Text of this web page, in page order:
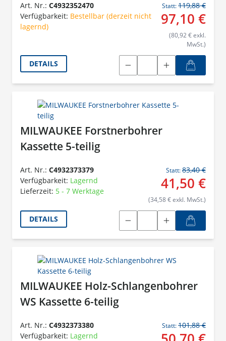
Art. Nr.: C4932352470
Verfügbarkeit: Bestellbar (derzeit nicht
lagernd)
Statt:119,88 €
97,10 €
(80,92 € exkl.
MwSt.)
DETAILS
MILWAUKEE Forstnerbohrer
Kassette 5-teilig
Art. Nr.: C4932373379
Verfügbarkeit: Lagernd
Lieferzeit: 5 - 7 Werktage
Statt:83,40 €
41,50 €
(34,58 € exkl. MwSt.)
DETAILS
MILWAUKEE Holz-Schlangenbohrer
WS Kassette 6-teilig
Art. Nr.: C4932373380
Verfügbarkeit: Lagernd
Statt:101,88 €